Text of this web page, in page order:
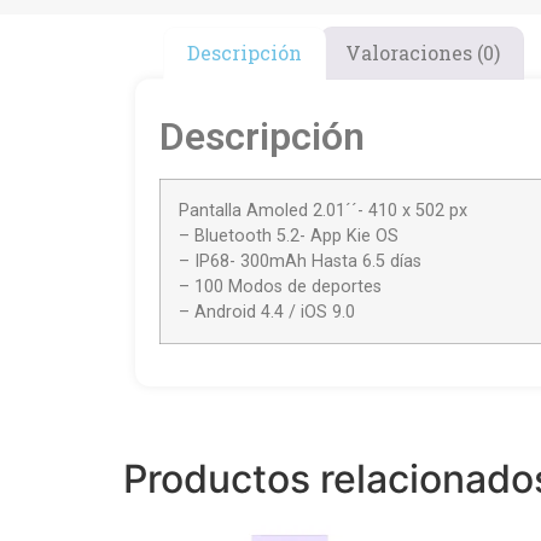
Descripción Valoraciones (0)
Descripción
Pantalla Amoled 2.01´´- 410 x 502 px
– Bluetooth 5.2- App Kie OS
– IP68- 300mAh Hasta 6.5 días
– 100 Modos de deportes
– Android 4.4 / iOS 9.0
Productos